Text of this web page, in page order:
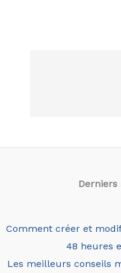
Derniers
Comment créer et
48 heures
Les meilleurs conseils